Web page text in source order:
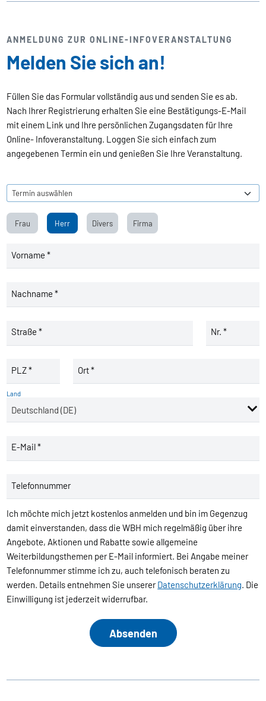
ANMELDUNG ZUR ONLINE-INFOVERANSTALTUNG
Melden Sie sich an!
Füllen Sie das Formular vollständig aus und senden Sie es ab.
Nach Ihrer Registrierung erhalten Sie eine Bestätigungs-E-Mail
mit einem Link und Ihre persönlichen Zugangsdaten für Ihre
Online- Infoveranstaltung. Loggen Sie sich einfach zum
angegebenen Termin ein und genießen Sie Ihre Veranstaltung.
Frau Herr Divers Firma
Vorname *
Nachname *
Straße * Nr. *
PLZ * Ort *
Land
E-Mail *
Telefonnummer
Ich möchte mich jetzt kostenlos anmelden und bin im Gegenzug
damit einverstanden, dass die WBH mich regelmäßig über ihre
Angebote, Aktionen und Rabatte sowie allgemeine
Weiterbildungsthemen per E-Mail informiert. Bei Angabe meiner
Telefonnummer stimme ich zu, auch telefonisch beraten zu
werden. Details entnehmen Sie unsererDatenschutzerklärung. Die
Einwilligung ist jederzeit widerrufbar.